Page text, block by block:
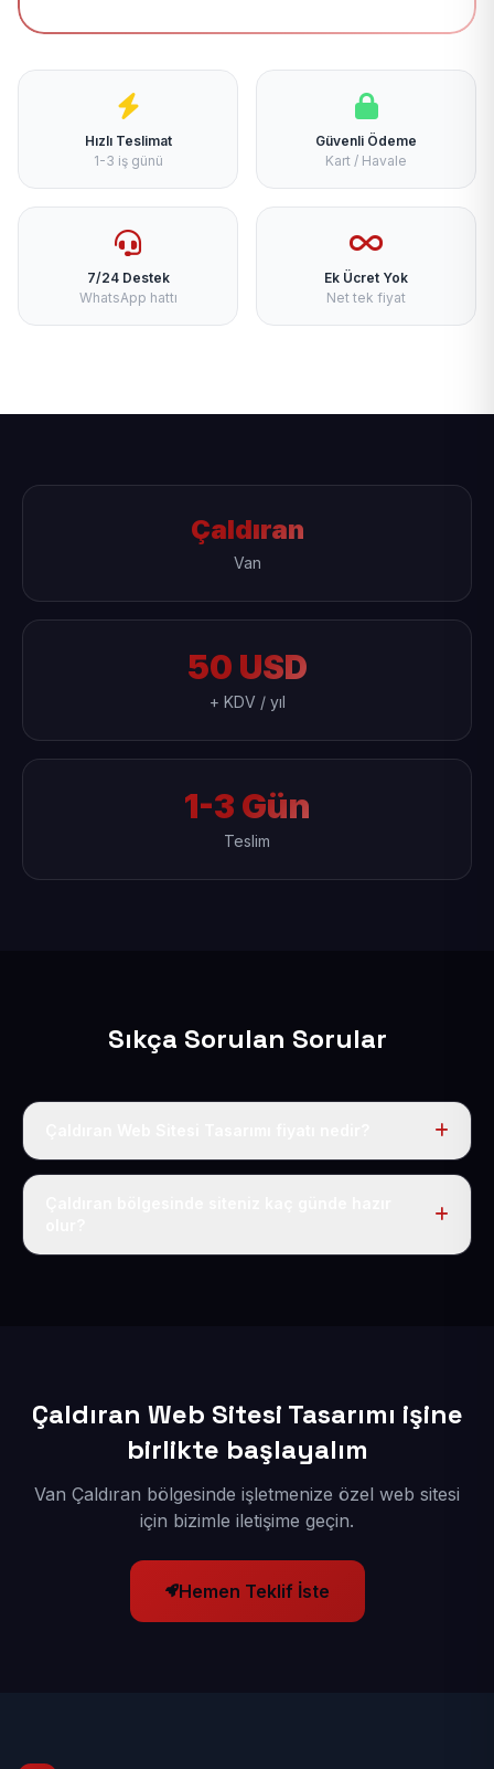
Hızlı Teslimat
1-3 iş günü
Güvenli Ödeme
Kart / Havale
7/24 Destek
WhatsApp hattı
Ek Ücret Yok
Net tek fiyat
Çaldıran
Van
50 USD
+ KDV / yıl
1-3 Gün
Teslim
Sıkça Sorulan Sorular
Tek fiyat uygulanır: yıllık 50 USD + KDV. Bu bedele alan
Çaldıran Web Sitesi Tasarımı işine
birlikte başlayalım
Van Çaldıran bölgesinde işletmenize özel web sitesi
için bizimle iletişime geçin.
Hemen Teklif İste